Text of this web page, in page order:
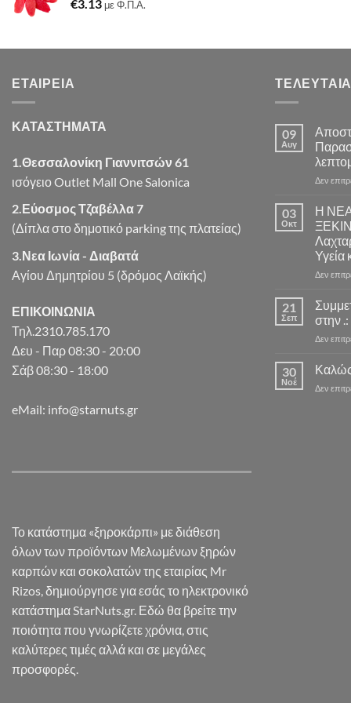
€7.22.είναι:
€3.13 με Φ.Π.Α.
ΕΤΑΙΡΕΊΑ
ΚΑΤΑΣΤΗΜΑΤΑ
1.Θεσσαλονίκη Γιαννιτσών 61
ισόγειο Outlet Mall One Salonica
2.Εύοσμος Τζαβέλλα 7
(Δίπλα στο δημοτικό parking της πλατείας)
3.Νεα Ιωνία - Διαβατά
Αγίου Δημητρίου 5 (δρόμος Λαϊκής)
ΕΠΙΚΟΙΝΩΝΙΑ
Τηλ.2310.785.170
Δευ - Παρ 08:30 - 20:00
Σάβ 08:30 - 18:00
eMail: info@starnuts.gr
Το κατάστημα «ξηροκάρπι» με διάθεση
όλων των προϊόντων Μελωμένων ξηρών
καρπών και σοκολατών της εταιρίας Mr
Rizos, δημιούργησε για εσάς το ηλεκτρονικό
κατάστημα StarNuts.gr. Εδώ θα βρείτε την
ποιότητα που γνωρίζετε χρόνια, στις
καλύτερες τιμές αλλά και σε μεγάλες
προσφορές.
09
Αυγ
Δεν
03
Οκτ
Η
Υγεία
Δεν
21
Σεπ
στην
Δεν
30
Νοέ
Καλώς
Δεν